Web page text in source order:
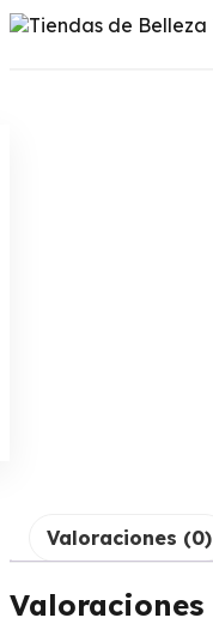
Valoraciones (0)
Valoraciones